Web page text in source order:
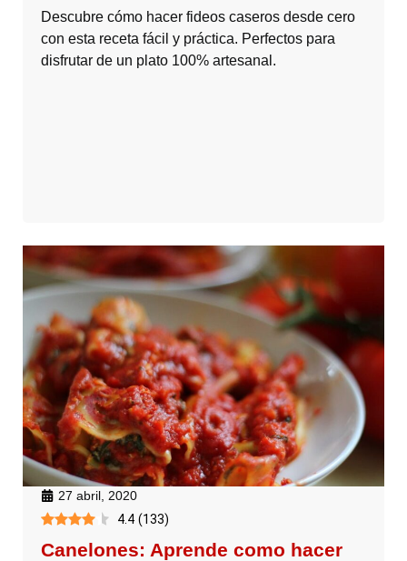
Descubre cómo hacer fideos caseros desde cero
con esta receta fácil y práctica. Perfectos para
disfrutar de un plato 100% artesanal.
27 abril, 2020
4.4 (133)
Canelones: Aprende como hacer